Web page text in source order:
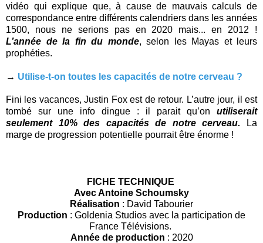
vidéo qui explique que, à cause de mauvais calculs de
correspondance entre différents calendriers dans les années
1500, nous ne serions pas en 2020 mais... en 2012 !
L’année de la fin du monde, selon les Mayas et leurs
prophéties.
→ Utilise-t-on toutes les capacités de notre cerveau ?
Fini les vacances, Justin Fox est de retour. L’autre jour, il est
tombé sur une info dingue : il parait qu’on utiliserait
seulement 10% des capacités de notre cerveau. La
marge de progression potentielle pourrait être énorme !
FICHE TECHNIQUE
Avec Antoine Schoumsky
Réalisation : David Tabourier
Production : Goldenia Studios avec la participation de
France Télévisions.
Année de production : 2020